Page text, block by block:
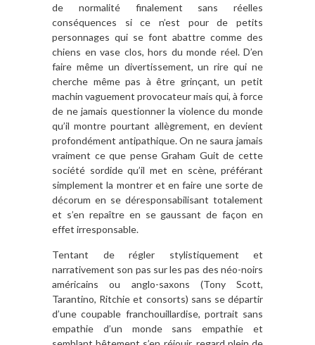
de normalité finalement sans réelles
conséquences si ce n’est pour de petits
personnages qui se font abattre comme des
chiens en vase clos, hors du monde réel. D’en
faire même un divertissement, un rire qui ne
cherche même pas à être grinçant, un petit
machin vaguement provocateur mais qui, à force
de ne jamais questionner la violence du monde
qu’il montre pourtant allègrement, en devient
profondément antipathique. On ne saura jamais
vraiment ce que pense Graham Guit de cette
société sordide qu’il met en scène, préférant
simplement la montrer et en faire une sorte de
décorum en se déresponsabilisant totalement
et s’en repaître en se gaussant de façon en
effet irresponsable.
Tentant de régler stylistiquement et
narrativement son pas sur les pas des néo-noirs
américains ou anglo-saxons (Tony Scott,
Tarantino, Ritchie et consorts) sans se départir
d’une coupable franchouillardise, portrait sans
empathie d’un monde sans empathie et